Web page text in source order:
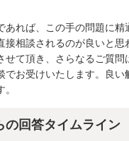
あれば、この手の問題に精
接相談されるのが良いと思
せて頂き、さらなるご質問
でお受けいたします。良い
の回答タイムライン